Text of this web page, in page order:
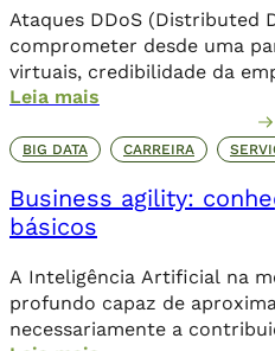
Ataques DDoS (Distributed
comprometer desde uma
virtuais, credibilidade da
corromper dados
comprometer o seu
online, os danos podem ser
de dados através de um
Leia mais
BIG DATA CARREIRA
Business agility:
básicos
A Inteligência Artificial na
profundo capaz de
necessariamente a